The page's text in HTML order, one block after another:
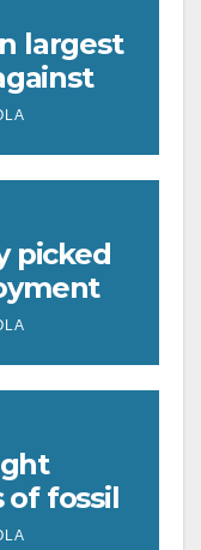
largest
picked
at
of fossil
to